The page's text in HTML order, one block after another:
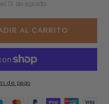
13 de agosto
AL CARRITO
de pago